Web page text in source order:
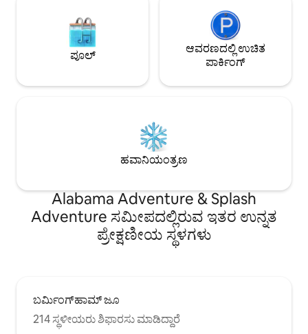
ಪೂಲ್
ಆವರಣದಲ್ಲಿ ಉಚಿತ
ಪಾರ್ಕಿಂಗ್
ಹವಾನಿಯಂತ್ರಣ
Alabama Adventure & Splash
Adventure ಸಮೀಪದಲ್ಲಿರುವ ಇತರ ಉನ್ನತ
ಪ್ರೇಕ್ಷಣೀಯ ಸ್ಥಳಗಳು
ಬರ್ಮಿಂಗ್‌ಹಾಮ್ ಜೂ
214 ಸ್ಥಳೀಯರು ಶಿಫಾರಸು ಮಾಡಿದ್ದಾರೆ